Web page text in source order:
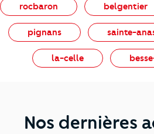
rocbaron belgentier
pignans sainte-
la-celle
Nos dernières